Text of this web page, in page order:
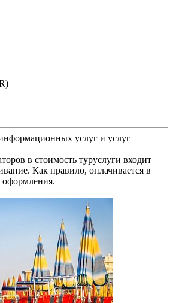
услуг и услуг
в стоимость туруслуги входит
Как правило, оплачивается в
оформления.